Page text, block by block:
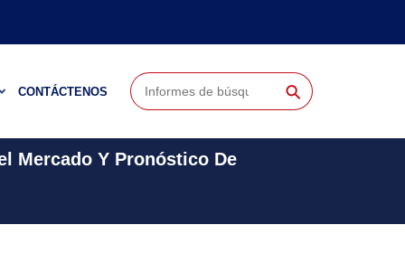
CONTÁCTENOS ⚲
Mercado Y Pronóstico De